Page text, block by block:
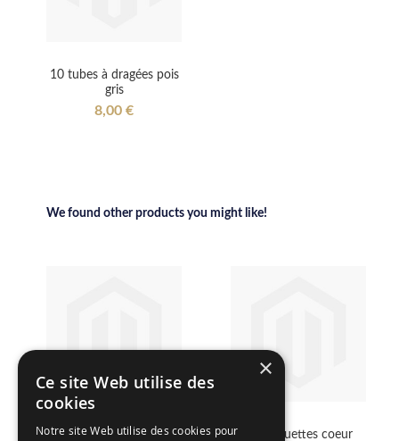
10 tubes à dragées pois
gris
8,00 €
We found other products you might like!
10 étiquettes blanches 50 Etiquettes coeur
×
Ce site Web utilise des
cookies
Notre site Web utilise des cookies pour